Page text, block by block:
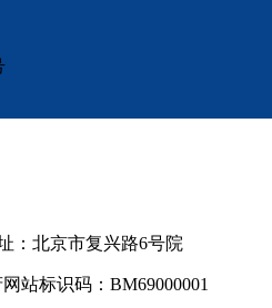
：北京市复兴路6号院
站标识码：BM69000001